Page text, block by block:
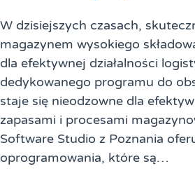
W dzisiejszych czasach,
magazynem wysokiego
dla efektywnej działalności
dedykowanego programu do
staje się nieodzowne dla
zapasami i procesami
Software Studio z Poznania
oprogramowania, które są…